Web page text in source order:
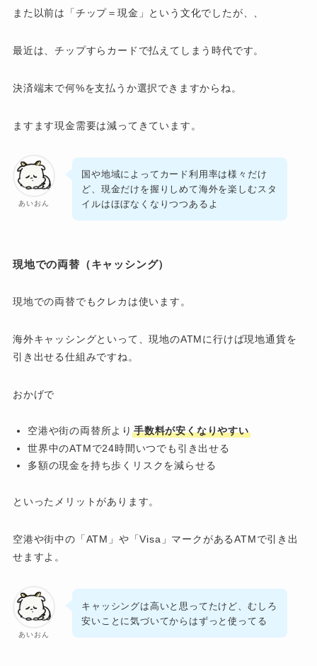
また以前は「チップ＝現金」という文化でしたが、、
最近は、チップすらカードで払えてしまう時代です。
決済端末で何%を支払うか選択できますからね。
ますます現金需要は減ってきています。
あいおん
国や地域によってカード利用率は様々だけ
ど、現金だけを握りしめて海外を楽しむスタ
イルはほぼなくなりつつあるよ
現地での両替（キャッシング）
現地での両替でもクレカは使います。
海外キャッシングといって、現地のATMに行けば現地通貨を
引き出せる仕組みですね。
おかげで
空港や街の両替所より 手数料が安くなりやすい
世界中のATMで24時間いつでも引き出せる
多額の現金を持ち歩くリスクを減らせる
といったメリットがあります。
空港や街中の「ATM」や「Visa」マークがあるATMで引き出
せますよ。
あいおん
キャッシングは高いと思ってたけど、むしろ
安いことに気づいてからはずっと使ってる